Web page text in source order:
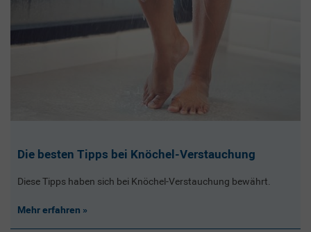
Die besten Tipps bei Knöchel-Verstauchung
Diese Tipps haben sich bei Knöchel-Verstauchung bewährt.
Mehr erfahren